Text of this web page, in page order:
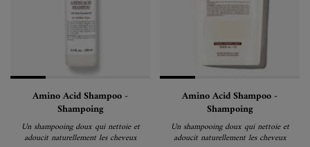
Amino Acid Shampoo -
Shampoing
Un shampooing doux qui nettoie et
adoucit naturellement les cheveux
Amino Acid Shampoo -
Shampoing
Un shampooing doux qui nettoie et
adoucit naturellement les cheveux